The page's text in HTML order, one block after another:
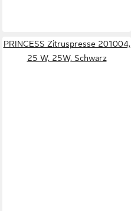
PRINCESS Zitruspresse 201004,
25 W, 25W, Schwarz